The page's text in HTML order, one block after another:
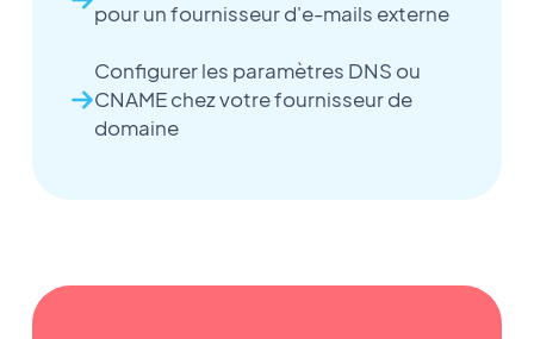
pour un fournisseur d'e-mails externe
Configurer les paramètres DNS ou
CNAME chez votre fournisseur de
domaine